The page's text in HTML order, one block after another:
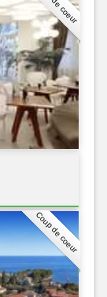
Coup de coeur